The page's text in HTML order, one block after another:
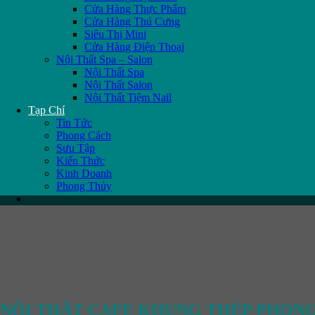
Cửa Hàng Thực Phẩm
Cửa Hàng Thú Cưng
Siêu Thị Mini
Cửa Hàng Điện Thoại
Nội Thất Spa – Salon
Nội Thất Spa
Nội Thất Salon
Nội Thất Tiệm Nail
Tạp Chí
Tin Tức
Phong Cách
Sưu Tập
Kiến Thức
Kinh Doanh
Phong Thủy
NỘI THẤT CAFE KHUNG THÉP